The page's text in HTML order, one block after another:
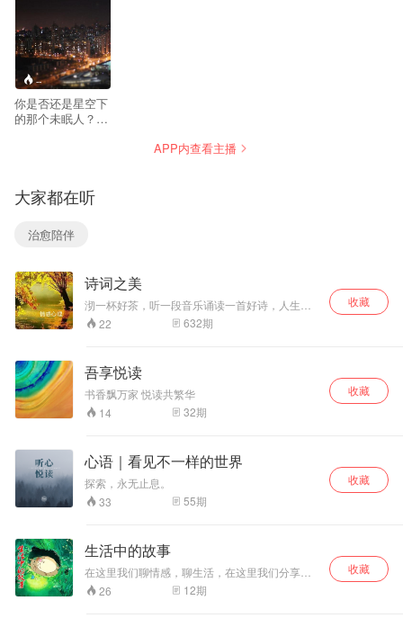
--
你是否还是星空下
的那个未眠人？一
APP内查看主播
大家都在听
治愈陪伴
诗词之美
沏一杯好茶，听一段音乐诵读一首好诗，人生的
境界在此升华。唐诗宋词的世界里，有李清照的
幽婉、李煜的情愁、李白的浪漫、陆游的情爱、
的苦味杂陈。 我是睿哥，我在这里等你，等你一
起来品读诗词之美，等你一起来共度美好时光 !
22 632期
收藏
吾享悦读
书香飘万家 悦读共繁华
14
32期
收藏
心语｜看见不一样的世界
探索，永无止息。
33
55期
收藏
生活中的故事
在这里我们聊情感，聊生活，在这里我们分享自
己的故事，让每个人都不再孤单。
26 12期
收藏